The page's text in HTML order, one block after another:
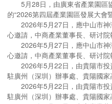
5月28日，由廣東省產業園區
的“2026第四屆產業園區發展大會
2026年5月27日，應中山市神
心邀請，中商產業董事長、研讨
2026年5月27日，應中山市神
心邀請，中商產業董事長、研讨
2026年5月22日，由貴陽市投
駐廣州（深圳）辦事處、貴陽國
2026年5月22日，由貴陽市投
駐廣州（深圳）辦事處、貴陽國